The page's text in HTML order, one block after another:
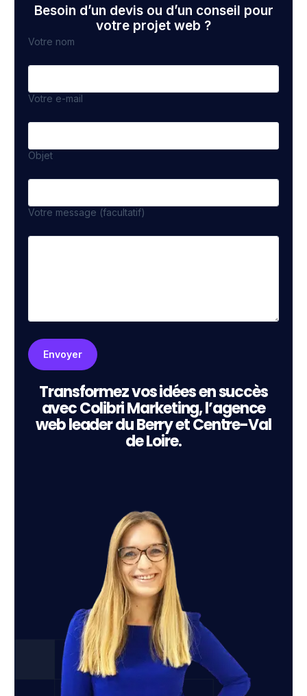
Besoin d’un devis ou d’un conseil pour
votre projet web ?
Votre nom
Votre e-mail
Objet
Votre message (facultatif)
Transformez vos idées en succès
avec Colibri Marketing, l’agence
web leader du Berry et Centre-Val
de Loire.